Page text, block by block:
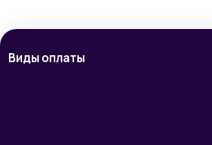
Виды оплаты